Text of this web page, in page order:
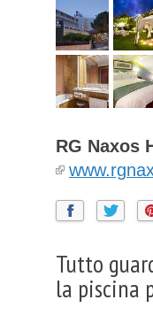
RG Naxos
Tutto
la piscina